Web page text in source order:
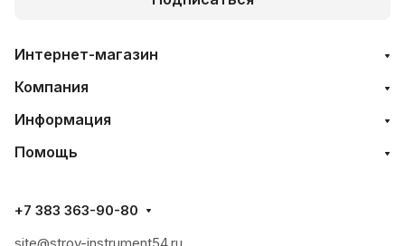
Интернет-магазин
Компания
Информация
Помощь
+7 383 363-90-80